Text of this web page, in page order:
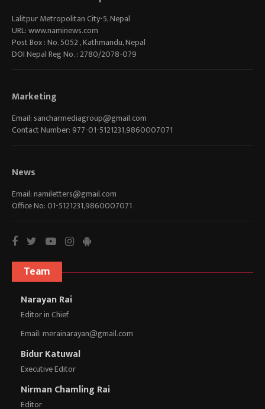
Lalitpur Metropolitan City-5, Nepal
URL: www.naminews.com
Post Box : No. 5052 , Kathmandu, Nepal
DOI Nepal Reg No. : 2780/2078-079
Marketing
Email: sancharmediagroup@gmail.com
Contact Number: 977-01-5121231,9860007071
News
Email:namiletters@gmail.com
Office No: 01-5121231,9860007071
Team
Narayan Rai
Editor in Chief
Email:merainarayan@gmail.com
Bidur Katuwal
Executive Editor
Nirman Chamling Rai
Editor